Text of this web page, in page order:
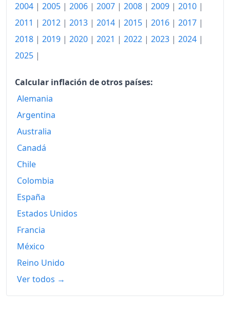
222.37
1979
232.48
1980
1981
267.08
1982
1983
1985
1986
1987
1988
1989
1990
2004 | 2005 | 2006 | 2007 | 2008 | 2009 | 2010 |
2011 | 2012 | 2013 | 2014 | 2015 | 2016 | 2017 |
2018 | 2019 | 2020 | 2021 | 2022 | 2023 | 2024 |
2025 |
Calcular inflación de otros países:
Alemania
Argentina
Australia
Canadá
Chile
Colombia
España
Estados Unidos
Francia
México
Reino Unido
Ver todos →